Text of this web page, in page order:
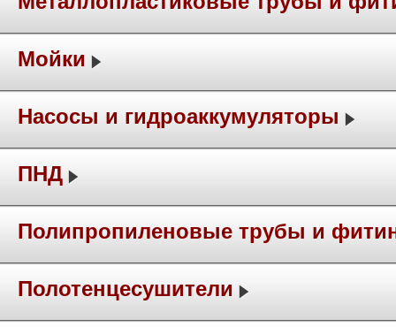
Мойки
Насосы и гидроаккумуляторы
ПНД
Полипропиленовые трубы и
Полотенцесушители